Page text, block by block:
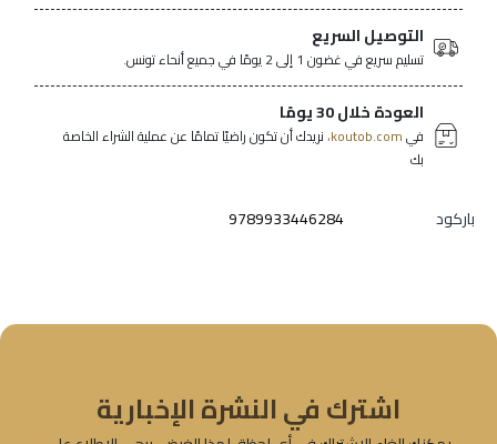
التوصيل السريع
تسليم سريع في غضون 1 إلى 2 يومًا في جميع أنحاء تونس.
العودة خلال 30 يومًا
فيkoutob.com، نريدك أن تكون راضيًا تمامًا عن عملية الشراء الخاصة
بك
باركود 9789933446284
اشترك في النشرة الإخبارية